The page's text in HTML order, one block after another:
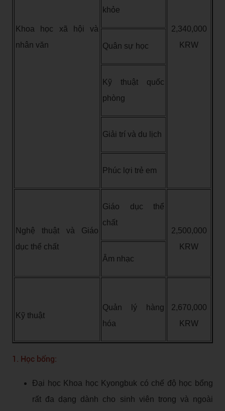
Khoa học xã hội và
nhân văn
2,340,000
KRW
khỏe
Quân sự học
Kỹ thuật quốc
phòng
Giải trí và du lịch
Phúc lợi trẻ em
Nghệ thuật và Giáo
dục thể chất
Giáo dục thể
chất
2,500,000
KRW
Âm nhạc
Kỹ thuật
Quản lý hàng
hóa
2,670,000
KRW
1. Học bổng:
Đại học Khoa học Kyongbuk có chế độ học bổng
rất đa dạng dành cho sinh viên trong và ngoài